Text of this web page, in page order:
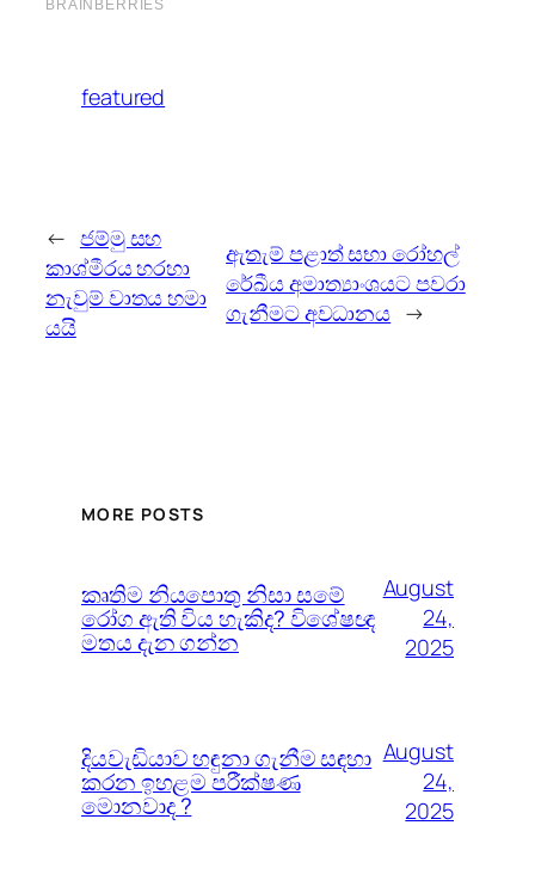
featured
← ජම්මු සහ
කාශ්මීරය හරහා
නැවුම් වාතය හමා
යයි
ඇතැම් පළාත් සභා රෝහල්
රේඛීය අමාත්‍යාංශයට පවරා
ගැනීමට අවධානය →
MORE POSTS
කෘතිම නියපොතු නිසා සමේ
රෝග ඇති විය හැකිද? විශේෂඥ
මතය දැන ගන්න
August
24,
2025
දියවැඩියාව හඳුනා ගැනීම සඳහා
කරන ඉහළම පරීක්ෂණ
මොනවාද ?
August
24,
2025